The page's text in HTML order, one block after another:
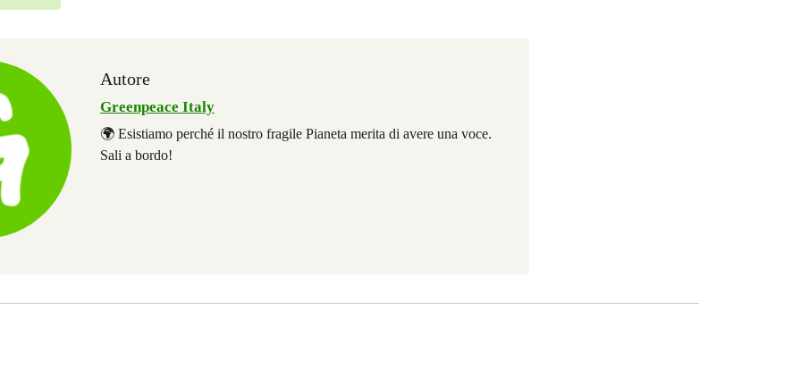
Autore
Greenpeace Italy
🌍 Esistiamo perché il nostro fragile Pianeta merita di avere una voce.
Sali a bordo!